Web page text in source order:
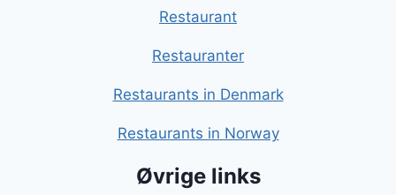
Restaurant
Restauranter
Restaurants in Denmark
Restaurants in Norway
Øvrige links